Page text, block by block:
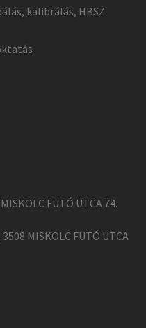
kalibrálás, HBSZ
FUTÓ UTCA 74.
3508 MISKOLC FUTÓ UTCA